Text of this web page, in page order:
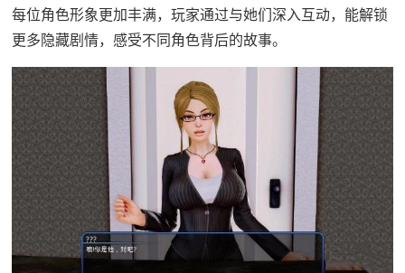
每位角色形象更加丰满，玩家通过与她们深入互动，能解锁
更多隐藏剧情，感受不同角色背后的故事。